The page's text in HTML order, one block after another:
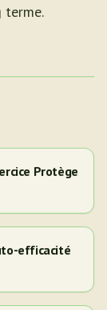
Protège
efficacité